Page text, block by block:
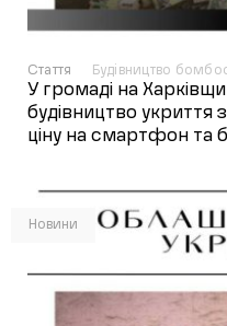
Стаття Будівництво
У громаді на
будівництво укриття
ціну на смартфон та
Новини